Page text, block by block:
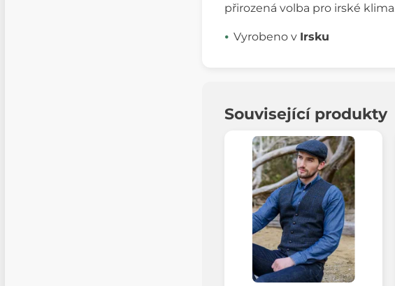
přirozená volba pro irské
Vyrobeno v Irsku
Související produkty